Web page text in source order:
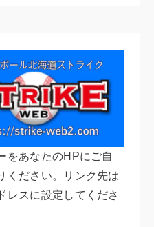
をあなたのHPにご自
ください。リンク先は
レスに設定してくださ